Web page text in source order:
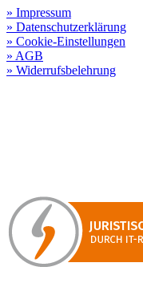
» Impressum
» Datenschutzerklärung
» Cookie-Einstellungen
» AGB
» Widerrufsbelehrung